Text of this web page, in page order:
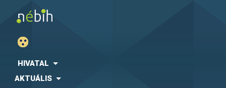
HIVATAL
AKTUÁLIS